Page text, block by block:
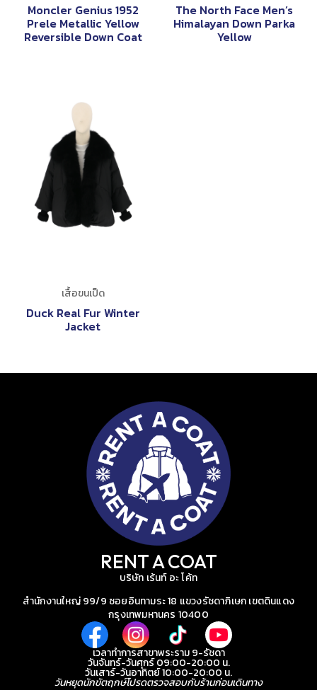
Moncler Genius 1952
Prele Metallic Yellow
Reversible Down Coat
The North Face Men’s
Himalayan Down Parka
Yellow
เสื้อขนเป็ด
Duck Real Fur Winter
Jacket
RENT A COAT
บริษัท เร้นท์ อะ โค้ท
สำนักงานใหญ่ 99/9 ซอยอินทามระ 18 แขวงรัชดาภิเษก เขตดินแดง
กรุงเทพมหานคร 10400
เวลาทำการสาขาพระราม 9-รัชดา
วันจันทร์-วันศุกร์ 09:00-20:00 น.
วันเสาร์-วันอาทิตย์ 10:00-20:00 น.
วันหยุดนักขัตฤกษ์โปรดตรวจสอบกับร้านก่อนเดินทาง